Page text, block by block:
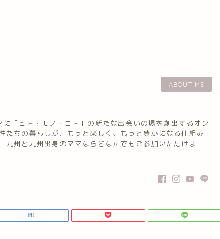
ABOUT ME
「ヒト・モノ・コト」の新たな出会いの場を創出するオン
たちの暮らしが、もっと楽しく、もっと豊かになる仕組み
九州と九州出身のママならどなたでもご参加いただけま